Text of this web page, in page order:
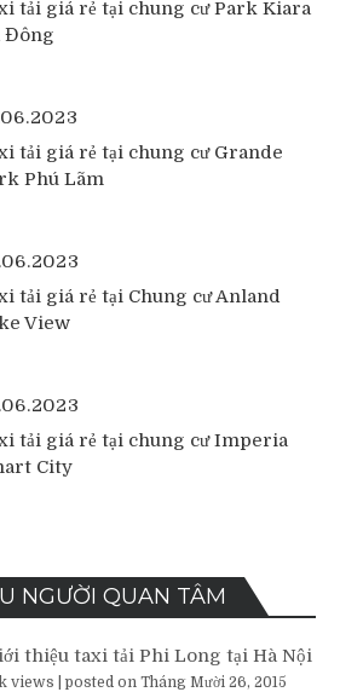
tải giá rẻ tại chung cư Park Kiara
Đông
tải giá rẻ tại chung cư Grande
Phú Lãm
tải giá rẻ tại Chung cư Anland
View
tải giá rẻ tại chung cư Imperia
City
NGƯỜI QUAN TÂM
thiệu taxi tải Phi Long tại Hà Nội
views posted on Tháng Mười 26, 2015